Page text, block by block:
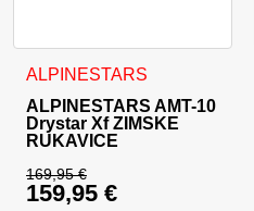
ALPINESTARS
ALPINESTARS AMT-10
Drystar Xf ZIMSKE
RUKAVICE
169,95€
Izvorna cijena bila
159,95 €
Ovaj proizvod ima više